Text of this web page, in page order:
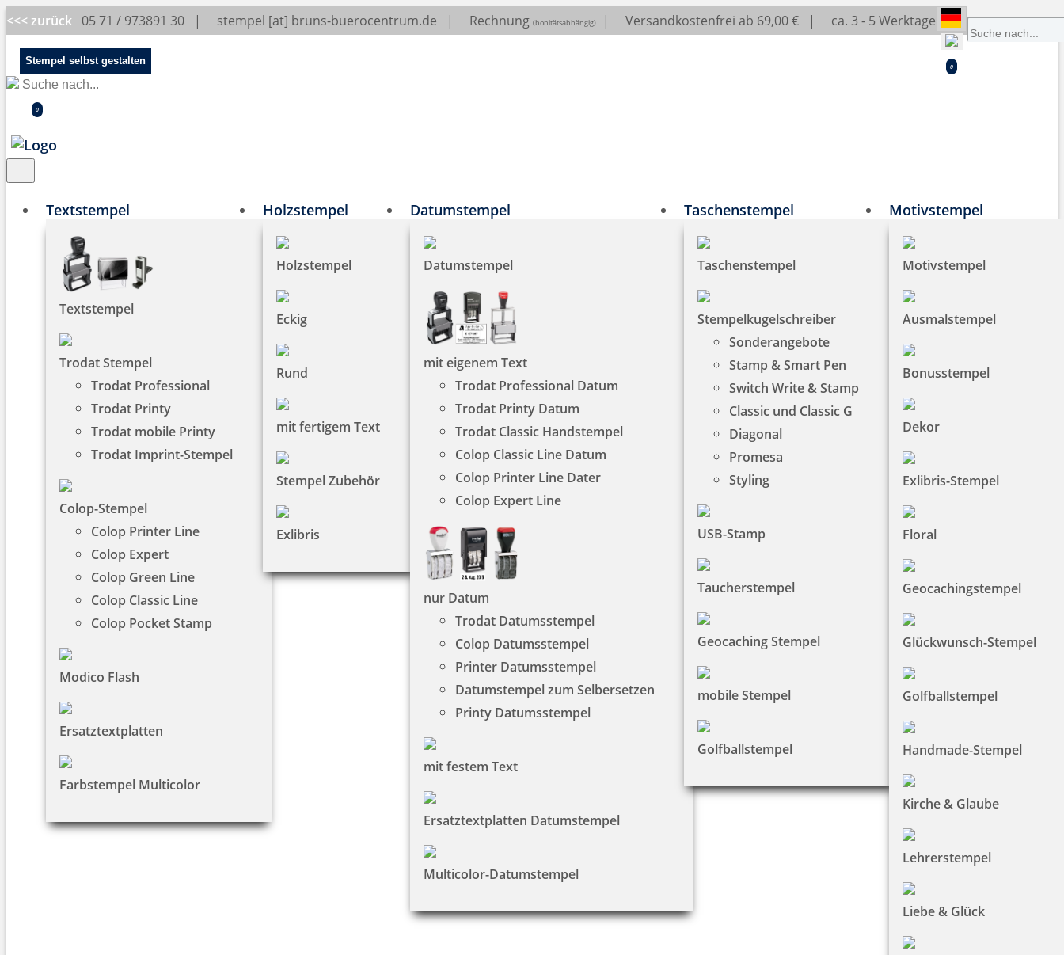
<<< zurück 05 71 / 973891 30 | stempel [at] bruns-buerocentrum.de | Rechnung (bonitätsabhängig) | Versandkostenfrei ab 69,00 € | ca. 3 - 5 Werktage
0
Stempel selbst gestalten
0
Textstempel
Textstempel
Trodat Stempel
Trodat Professional
Trodat Printy
Trodat mobile Printy
Trodat Imprint-Stempel
Colop-Stempel
Colop Printer Line
Colop Expert
Colop Green Line
Colop Classic Line
Colop Pocket Stamp
Modico Flash
Ersatztextplatten
Farbstempel Multicolor
Holzstempel
Holzstempel
Eckig
Rund
mit fertigem Text
Stempel Zubehör
Exlibris
Datumstempel
Datumstempel
mit eigenem Text
Trodat Professional Datum
Trodat Printy Datum
Trodat Classic Handstempel
Colop Classic Line Datum
Colop Printer Line Dater
Colop Expert Line
nur Datum
Trodat Datumsstempel
Colop Datumsstempel
Printer Datumsstempel
Datumstempel zum Selbersetzen
Printy Datumsstempel
mit festem Text
Ersatztextplatten Datumstempel
Multicolor-Datumstempel
Taschenstempel
Taschenstempel
Stempelkugelschreiber
Sonderangebote
Stamp & Smart Pen
Switch Write & Stamp
Classic und Classic G
Diagonal
Promesa
Styling
USB-Stamp
Taucherstempel
Geocaching Stempel
mobile Stempel
Golfballstempel
Motivstempel
Motivstempel
Ausmalstempel
Bonusstempel
Dekor
Exlibris-Stempel
Floral
Geocachingstempel
Glückwunsch-Stempel
Golfballstempel
Handmade-Stempel
Kirche & Glaube
Lehrerstempel
Liebe & Glück